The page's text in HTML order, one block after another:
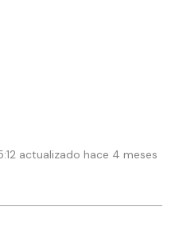
actualizado hace 4 meses